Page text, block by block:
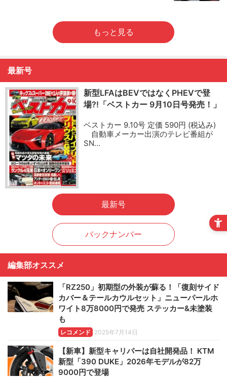
もっと見る
最新号
新型LFAはBEVではなくPHEVで登
場?!「ベストカー 9月10日号発売！」
ベストカー 9.10号 定価 590円 (税込み)
自動車メーカー出演のテレビ番組が
SN…
最新号
バックナンバー
編集部オススメ
「RZ250」初期型の外装が蘇る！「復刻サイド
カバー＆テールカウルセット」ニューパールホ
ワイト8万8000円で発売 ステッカー&未塗装
も
レコメンド 2025年7月14日
【新車】新型キャリパーは自社開発品！ KTM
新型「390 DUKE」2026年モデルが82万
9000円で登場